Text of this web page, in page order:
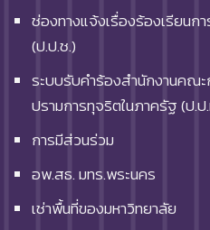
ช่องทางแจ้งเรื่องร้องเรียน
(ป.ป.ช.)
ระบบรับคำร้องสำนักงานคณ
ปรามการทุจริตในภาครัฐ (ป.ป
การมีส่วนร่วม
อพ.สธ. มทร.พระนคร
เช่าพื้นที่ของมหาวิทยาลัย